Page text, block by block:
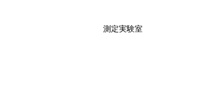
測定実験室